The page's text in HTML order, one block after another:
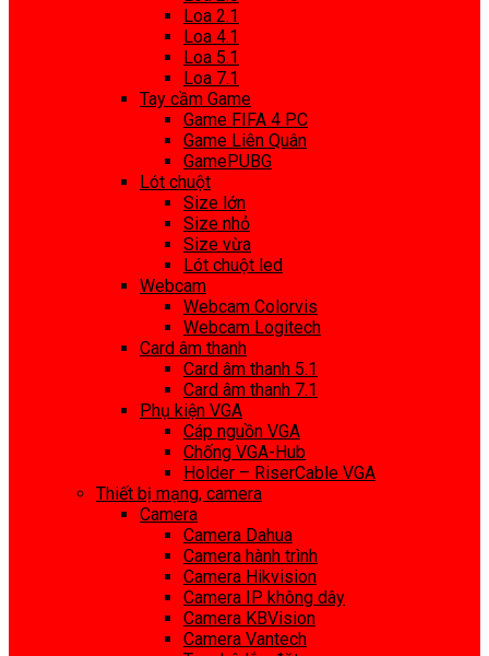
Loa 2.1
Loa 4.1
Loa 5.1
Loa 7.1
Tay cầm Game
Game FIFA 4 PC
Game Liên Quân
GamePUBG
Lót chuột
Size lớn
Size nhỏ
Size vừa
Lót chuột led
Webcam
Webcam Colorvis
Webcam Logitech
Card âm thanh
Card âm thanh 5.1
Card âm thanh 7.1
Phụ kiện VGA
Cáp nguồn VGA
Chống VGA-Hub
Holder – RiserCable VGA
Thiết bị mạng, camera
Camera
Camera Dahua
Camera hành trình
Camera Hikvision
Camera IP không dây
Camera KBVision
Camera Vantech